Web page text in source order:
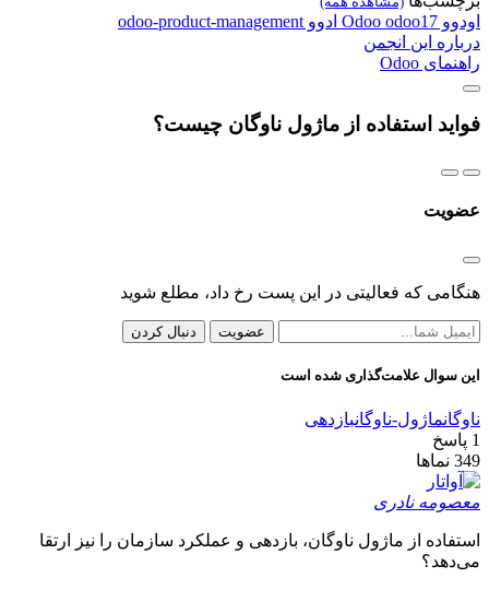
اودوو Odoo odoo17 ادوو odoo-product-management
درباره این انجمن
راهنمای Odoo
فواید استفاده از ماژول ناوگان چیست؟
عضویت
هنگامی که فعالیتی در این پست رخ داد، مطلع شوید
عضویت دنبال کردن
این سوال علامت‌گذاری شده است
ناوگانماژول-ناوگانبازدهی
1 پاسخ
349 نماها
معصومه نادری
استفاده از ماژول ناوگان، بازدهی و عملکرد سازمان را نیز ارتقا
می‌دهد؟